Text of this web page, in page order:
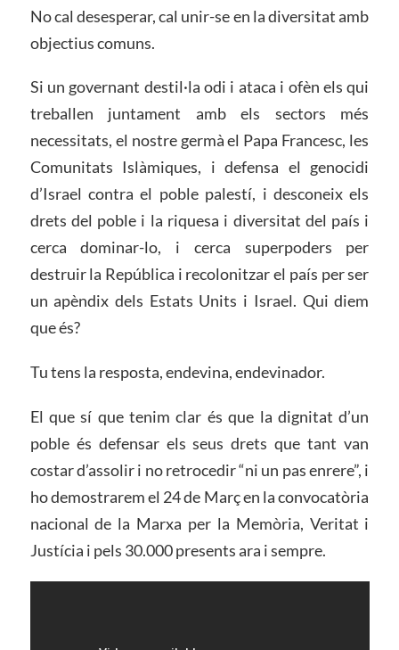
No cal desesperar, cal unir-se en la diversitat amb
objectius comuns.
Si un governant destil·la odi i ataca i ofèn els qui
treballen juntament amb els sectors més
necessitats, el nostre germà el Papa Francesc, les
Comunitats Islàmiques, i defensa el genocidi
d’Israel contra el poble palestí, i desconeix els
drets del poble i la riquesa i diversitat del país i
cerca dominar-lo, i cerca superpoders per
destruir la República i recolonitzar el país per ser
un apèndix dels Estats Units i Israel. Qui diem
que és?
Tu tens la resposta, endevina, endevinador.
El que sí que tenim clar és que la dignitat d’un
poble és defensar els seus drets que tant van
costar d’assolir i no retrocedir “ni un pas enrere”, i
ho demostrarem el 24 de Març en la convocatòria
nacional de la Marxa per la Memòria, Veritat i
Justícia i pels 30.000 presents ara i sempre.